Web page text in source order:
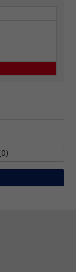
0)